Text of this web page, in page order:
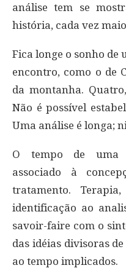
análise tem se
história, cada vez
Fica longe o sonho de
encontro, como o de
da montanha.
Não é possível
Uma análise é longa;
O tempo de uma
associado à
tratamento.
identificação ao
savoir-faire com o
das idéias divisoras
ao tempo implicados.